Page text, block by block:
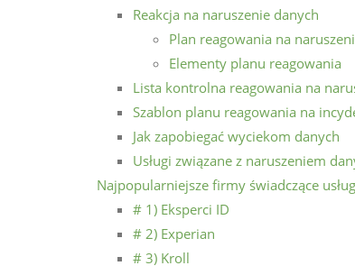
Reakcja na naruszenie danych
Plan reagowania na
Elementy planu reagowania
Lista kontrolna reagowania na
Szablon planu reagowania na
Jak zapobiegać wyciekom danych
Usługi związane z naruszeniem
Najpopularniejsze firmy świadczące
# 1) Eksperci ID
# 2) Experian
# 3) Kroll